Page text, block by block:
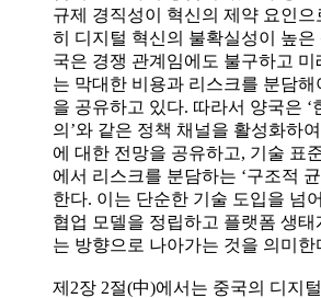
규제 경직성이 혁신의 제약 요인
히 디지털 혁신의 불확실성이 높
국은 경쟁 관계임에도 불구하고 미
는 막대한 비용과 리스크를 분담해
을 공유하고 있다. 따라서 양국은 ‘
의’와 같은 정책 채널을 활성화하
에 대한 전망을 공유하고, 기술 표
에서 리스크를 분담하는 ‘구조적
한다. 이는 단순한 기술 도입을 넘
협업 모델을 정립하고 플랫폼 생
는 방향으로 나아가는 것을 의미한
제2장 2절(中)에서는 중국의 디지